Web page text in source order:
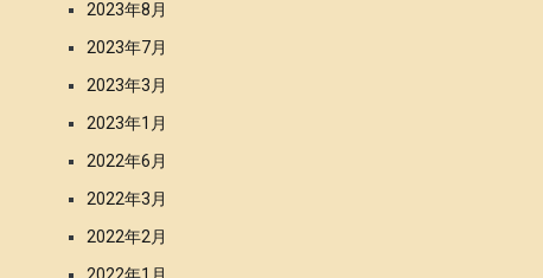
2023年8月
2023年7月
2023年3月
2023年1月
2022年6月
2022年3月
2022年2月